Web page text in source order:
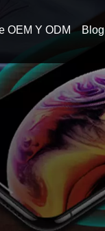
OEM Y ODM Blog